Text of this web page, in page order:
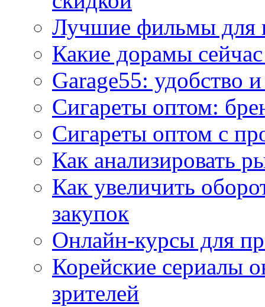
Лучшие фильмы для
Какие дорамы
Garage55: удобство
Сигареты оптом:
Сигареты оптом с
Как анализировать
Как увеличить
закупок
Онлайн-курсы для
Корейские сериалы
зрителей